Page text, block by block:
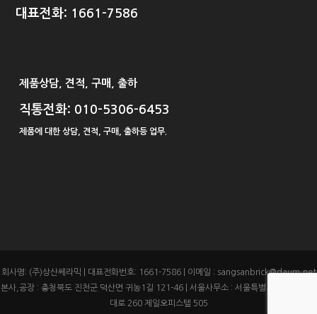
대표전화: 1661-7586
제품상담, 견적, 구매, 출하
직통전화: 010-5306-6453
제품에 대한 상담, 견적, 구매, 출하등 업무.
회사명: (주)상산쎄라믹 | 대표전화번호: 1661-7586 | 이메일 : sangsanbrick@daum.net
본사,공장 : 충청북도 진천군 덕산면 귀농1길 121-46 | 서울사무소 : 서울특별시 송파구 송파
대로 260 제일오피스텔 505